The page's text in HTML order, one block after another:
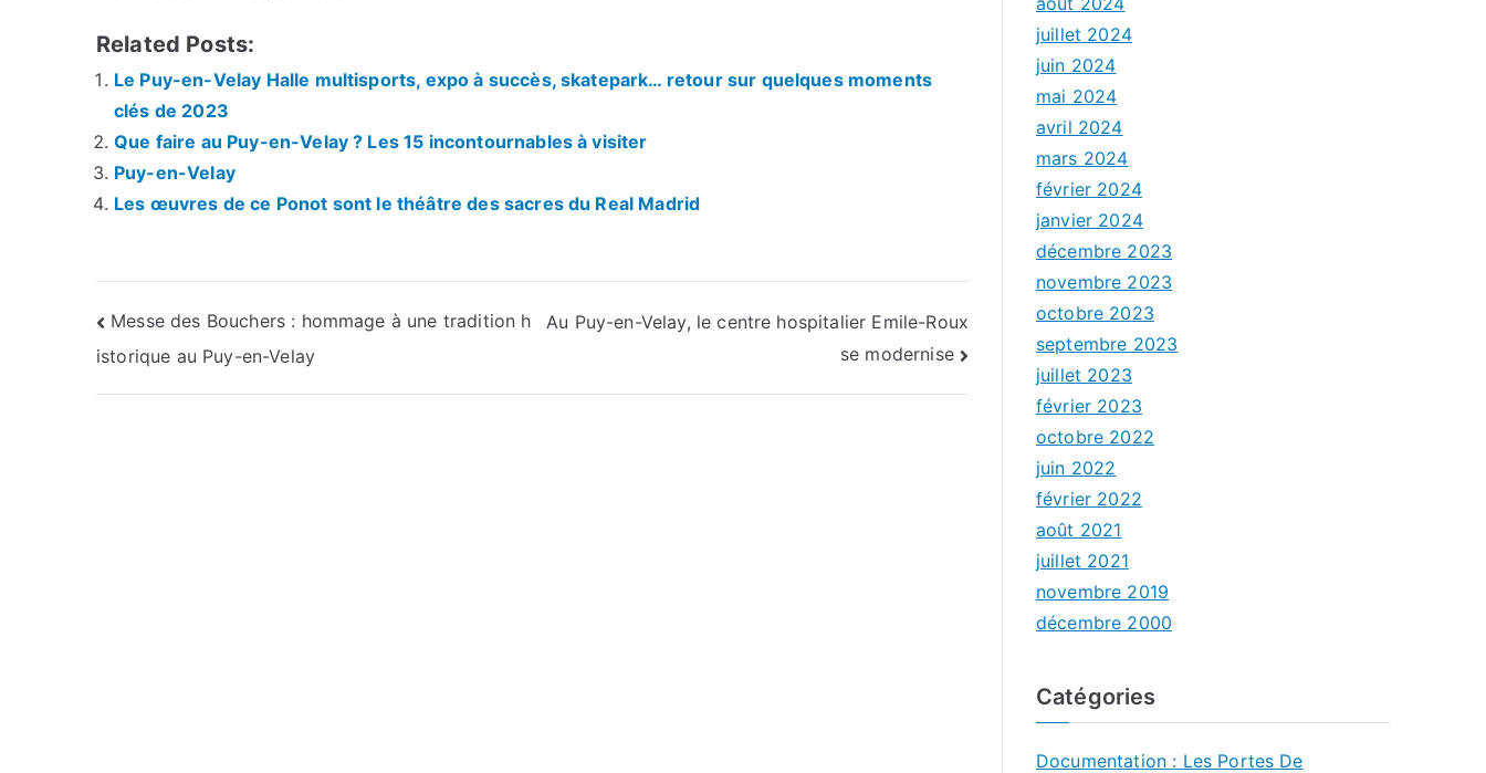
Related Posts:
Le Puy-en-Velay Halle multisports, expo à succès, skatepark… retour sur quelques moments
clés de 2023
Que faire au Puy-en-Velay ? Les 15 incontournables à visiter
Puy-en-Velay
Les œuvres de ce Ponot sont le théâtre des sacres du Real Madrid
Navigation
de
Messe des Bouchers : hommage à une tradition h
istorique au Puy-en-Velay
Au Puy-en-Velay, le centre hospitalier Emile-Roux
se modernise
juillet 2024
juin 2024
mai 2024
avril 2024
mars 2024
février 2024
janvier 2024
décembre 2023
novembre 2023
octobre 2023
septembre 2023
juillet 2023
février 2023
octobre 2022
juin 2022
février 2022
août 2021
juillet 2021
novembre 2019
décembre 2000
Catégories
Documentation : Les Portes De